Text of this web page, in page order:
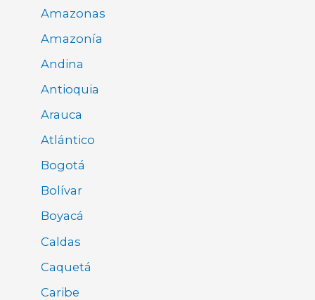
Amazonas
Amazonía
Andina
Antioquia
Arauca
Atlántico
Bogotá
Bolívar
Boyacá
Caldas
Caquetá
Caribe